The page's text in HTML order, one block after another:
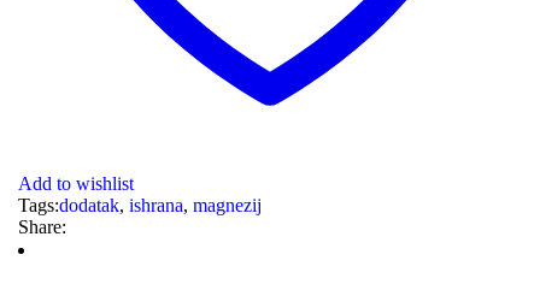
Add to wishlist
Tags:dodatak, ishrana, magnezij
Share: